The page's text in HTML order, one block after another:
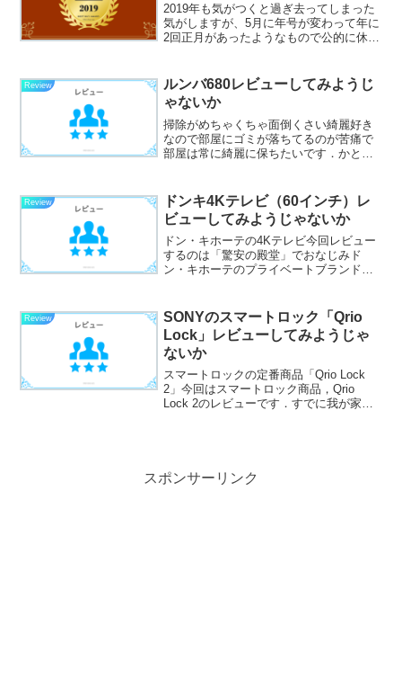
2019年も気がつくと過ぎ去ってしまった
気がしますが、5月に年号が変わって年に
2回正月があったようなもので公的に休め
の推進など消費に関わるニュースも多く
て、何かに託けて...
Review
ルンバ680レビューしてみようじ
ゃないか
掃除がめちゃくちゃ面倒くさい綺麗好き
なので部屋にゴミが落ちてるのが苦痛で
部屋は常に綺麗に保ちたいです．かとい
ルンバお掃除ロボットルンバ．前々から
気になってはいたが部屋が...
Review
ドンキ4Kテレビ（60インチ）レ
ビューしてみようじゃないか
ドン・キホーテの4Kテレビ今回レビュー
するのは「驚安の殿堂」でおなじみド
ン・キホーテのプライベートブランドテ
り名を変えていました．しかし，プライ
ベートブランドの「情熱価...
Review
SONYのスマートロック「Qrio
Lock」レビューしてみようじゃ
ないか
スマートロックの定番商品「Qrio Lock
2」今回はスマートロック商品，Qrio
Lock 2のレビューです．すでに我が家に
スポンサーリンク